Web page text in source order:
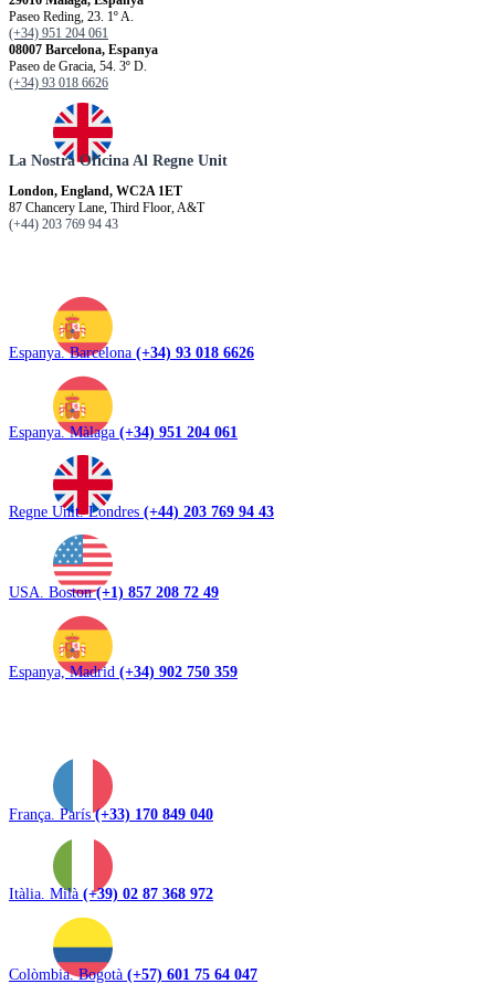
Paseo Reding, 23. 1º A.
(+34) 951 204 061
08007 Barcelona, Espanya
Paseo de Gracia, 54. 3º D.
(+34) 93 018 6626
La Nostra Oficina Al Regne Unit
London, England, WC2A 1ET
87 Chancery Lane, Third Floor, A&T
(+44) 203 769 94 43
Espanya. Barcelona (+34) 93 018 6626
Espanya. Màlaga (+34) 951 204 061
Regne Unit. Londres (+44) 203 769 94 43
USA. Boston(+1) 857 208 72 49
Espanya, Madrid (+34) 902 750 359
França. París(+33) 170 849 040
Itàlia. Milà (+39) 02 87 368 972
Colòmbia. Bogotà (+57) 601 75 64 047